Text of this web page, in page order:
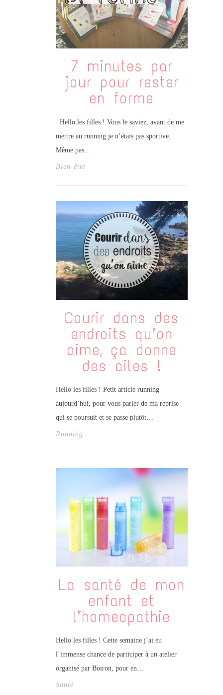
7 minutes par
jour pour rester
en forme
Hello les filles ! Vous le saviez, avant de me
mettre au running je n’étais pas sportive.
Même pas…
Bien-être
Courir dans des
endroits qu’on
aime, ça donne
des ailes !
Hello les filles ! Petit article running
aujourd’hui, pour vous parler de ma reprise
qui se poursuit et se passe plutôt…
Running
La santé de mon
enfant et
l’homeopathie
Hello les filles ! Cette semaine j’ai eu
l’immense chance de participer à un atelier
organisé par Boiron, pour en…
Santé